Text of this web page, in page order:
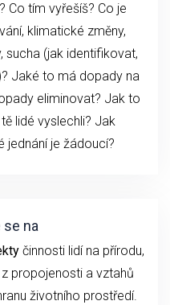
Co tím vyřešíš? Co je
klimatické změny,
sucha (jak identifikovat,
Jaké to má dopady na
eliminovat? Jak to
lidé vyslechli? Jak
jednání je žádoucí?
se na
činnosti lidí na přírodu,
propojenosti a vztahů
životního prostředí.